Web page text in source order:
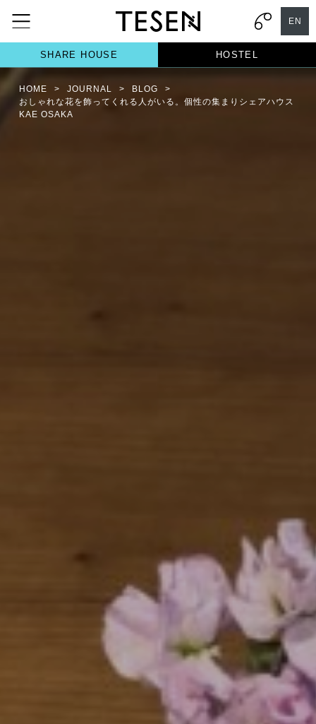
EN
SHARE HOUSE HOSTEL
HOME > JOURNAL > BLOG
>
おしゃれな花を飾ってくれる人がいる。個性の集まりシェアハウス
KAE OSAKA